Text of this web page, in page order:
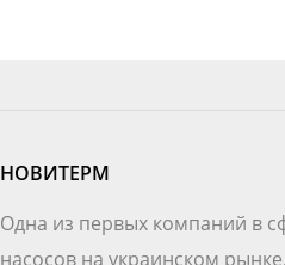
НОВИТЕРМ
Одна из первых компаний в
насосов на украинском